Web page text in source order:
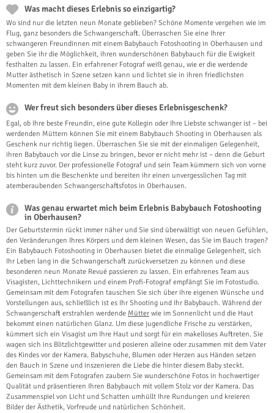
Was macht dieses Erlebnis so einzigartig?
Wo sind nur die letzten neun Monate geblieben? Schöne Momente vergehen wie im
Flug, ganz besonders die Schwangerschaft. Überraschen Sie eine Ihrer
schwangeren Freundinnen mit einem Babybauch Fotoshooting in Oberhausen und
geben Sie ihr die Möglichkeit, ihren wunderschönen Babybauch für die Ewigkeit
festhalten zu lassen. Ein erfahrener Fotograf weiß genau, wie er die werdende
Mutter ästhetisch in Szene setzen kann und lichtet sie in ihren friedlichsten
Momenten mit dem kleinen Baby in ihrem Bauch ab.
Wer freut sich besonders über dieses Erlebnisgeschenk?
Egal, ob Ihre beste Freundin, eine gute Kollegin oder Ihre Liebste schwanger ist – bei
werdenden Müttern können Sie mit einem Babybauch Shooting in Oberhausen als
Geschenk nur richtig liegen. Überraschen Sie sie mit der einmaligen Gelegenheit,
ihren Babybauch vor die Linse zu bringen, bevor er nicht mehr ist – denn die Geburt
steht kurz zuvor. Der professionelle Fotograf und sein Team kümmern sich von vorne
bis hinten um die Beschenkte und bereiten ihr einen unvergesslichen Tag mit
atemberaubenden Schwangerschaftsfotos in Oberhausen.
Was genau erwartet mich beim Erlebnis Babybauch Fotoshooting
in Oberhausen?
Der Geburtstermin rückt immer näher und Sie sind überwältigt von neuen Gefühlen,
den Veränderungen Ihres Körpers und dem kleinen Wesen, das Sie im Bauch tragen?
Ein Babybauch Fotoshooting in Oberhausen bietet die einmalige Gelegenheit, sich
Ihr Leben lang in die Schwangerschaft zurückversetzen zu können und diese
besonderen neun Monate Revué passieren zu lassen. Ein erfahrenes Team aus
Visagisten, Lichttechnikern und einem Profi-Fotograf empfängt Sie im Fotostudio.
Gemeinsam mit dem Fotografen tauschen Sie sich über ihre eigenen Wünsche und
Vorstellungen aus, schließlich ist es Ihr Shooting und Ihr Babybauch. Während der
Schwangerschaft erstrahlen werdende Mütter wie im Sonnenlicht und die Haut
bekommt einen natürlichen Glanz. Um diese jugendliche Frische zu verstärken,
kümmert sich ein Visagist um Ihre Haut und sorgt für ein makelloses Auftreten. Sie
wagen sich ins Blitzlichtgewitter und posieren alleine oder zusammen mit dem Vater
des Kindes vor der Kamera. Babyschuhe, Blumen oder Herzen aus Händen setzen
den Bauch in Szene und inszenieren die Liebe die hinter diesem Baby steckt.
Gemeinsam mit dem Fotografen zaubern Sie wunderschöne Fotos in hochwertiger
Qualität und präsentieren Ihren Babybauch mit vollem Stolz vor der Kamera. Das
Zusammenspiel von Licht und Schatten umhüllt Ihre Rundungen und kreieren
Bilder der Ästhetik, Vorfreude und natürlichen Schönheit.